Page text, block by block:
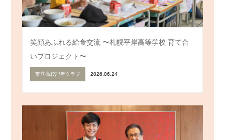
笑顔あふれる給食交流 〜札幌平岸高等学校 育て合
いプロジェクト〜
市立高校記者クラブ 2026.06.24